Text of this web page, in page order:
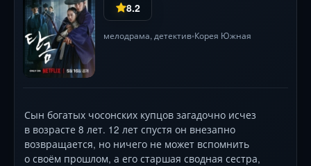
8.2
мелодрама, детектив•Корея Южная
Сын богатых чосонских купцов загадочно исчез
в возрасте 8 лет. 12 лет спустя он внезапно
возвращается, но ничего не может вспомнить
о своём прошлом, а его старшая сводная сестра,